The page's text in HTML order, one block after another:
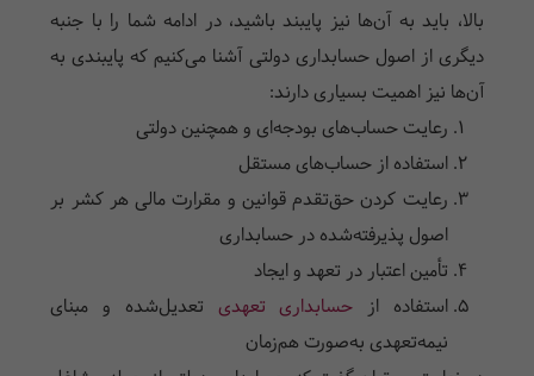
بالا، باید به آن‌ها نیز پایبند باشید، در ادامه شما را با جنبه
دیگری از اصول حسابداری دولتی آشنا می‌کنیم که پایبندی به
آن‌ها نیز اهمیت بسیاری دارند:
رعایت حساب‌های بودجه‌ای و همچنین دولتی
استفاده از حساب‌های مستقل
رعایت کردن حق‌تقدم قوانین و مقرارت مالی هر کشر بر
اصول پذیرفته‌شده در حسابداری
تأمین اعتبار در تعهد و ایجاد
استفاده از حسابداری تعهدی تعدیل‌شده و مبنای
نیمه‌تعهدی به‌صورت هم‌زمان